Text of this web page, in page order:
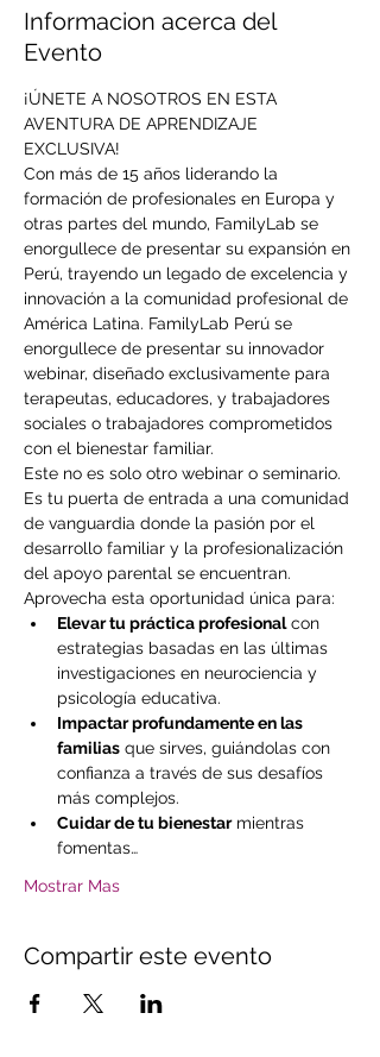
Informacion acerca del
Evento
¡ÚNETE A NOSOTROS EN ESTA
AVENTURA DE APRENDIZAJE
EXCLUSIVA!
Con más de 15 años liderando la
formación de profesionales en Europa y
otras partes del mundo, FamilyLab se
enorgullece de presentar su expansión en
Perú, trayendo un legado de excelencia y
innovación a la comunidad profesional de
América Latina. FamilyLab Perú se
enorgullece de presentar su innovador
webinar, diseñado exclusivamente para
terapeutas, educadores, y trabajadores
sociales o trabajadores comprometidos
con el bienestar familiar.
Este no es solo otro webinar o seminario.
Es tu puerta de entrada a una comunidad
de vanguardia donde la pasión por el
desarrollo familiar y la profesionalización
del apoyo parental se encuentran.
Aprovecha esta oportunidad única para:
Elevar tu práctica profesional con
estrategias basadas en las últimas
investigaciones en neurociencia y
psicología educativa.
Impactar profundamente en las
familias que sirves, guiándolas con
confianza a través de sus desafíos
más complejos.
Cuidar de tu bienestar mientras
fomentas…
Mostrar Mas
Compartir este evento